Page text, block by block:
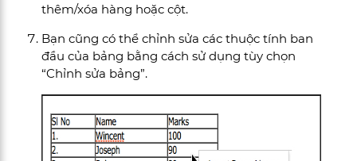
thêm/xóa hàng hoặc cột.
Bạn cũng có thể chỉnh sửa các thuộc tính ban
đầu của bảng bằng cách sử dụng tùy chọn
“Chỉnh sửa bảng”.